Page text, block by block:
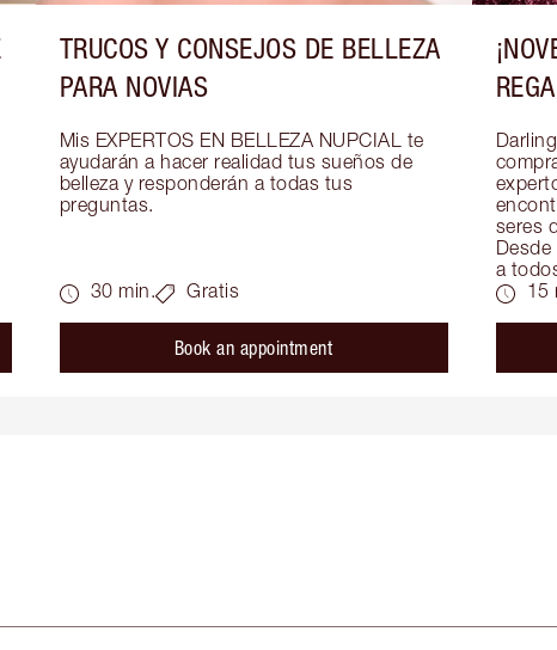
TRUCOS Y CONSEJOS DE BELLEZA
PARA NOVIAS
Mis EXPERTOS EN BELLEZA NUPCIAL te
ayudarán a hacer realidad tus sueños de
belleza y responderán a todas tus
preguntas.
30 min. Gratis
Book an appointment
seres
a
15